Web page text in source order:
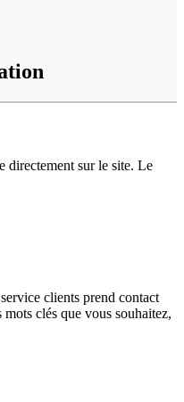
directement sur le site. Le
clients prend contact
clés que vous souhaitez,